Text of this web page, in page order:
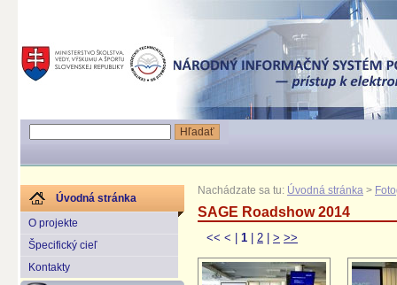
Úvodná stránka
O projekte
Špecifický cieľ
Kontakty
Nachádzate sa tu: Úvodná stránka >
SAGE Roadshow 2014
<< < 1 2 > >>